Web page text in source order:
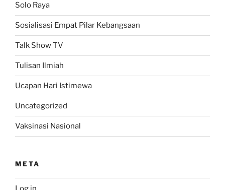
Solo Raya
Sosialisasi Empat Pilar Kebangsaan
Talk Show TV
Tulisan Ilmiah
Ucapan Hari Istimewa
Uncategorized
Vaksinasi Nasional
META